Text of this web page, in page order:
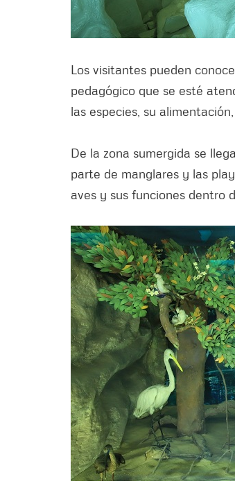
Los visitantes pueden
pedagógico que se esté
las especies, su
De la zona sumergida se
parte de manglares y las
aves y sus funciones dentro